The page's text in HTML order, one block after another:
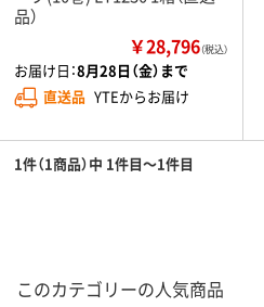
品）
￥28,796（税込）
お届け日：8月28日（金）まで
直送品 YTEからお届け
1件（1商品）中 1件目～1件目
このカテゴリーの人気商品